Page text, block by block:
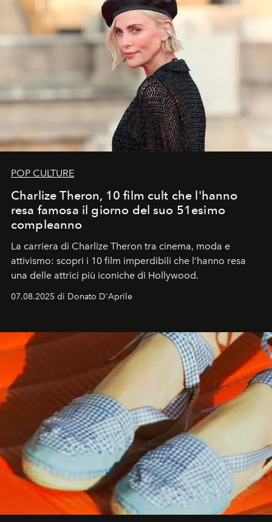
POP CULTURE
Charlize Theron, 10 film cult che l'hanno
resa famosa il giorno del suo 51esimo
compleanno
La carriera di Charlize Theron tra cinema, moda e
attivismo: scopri i 10 film imperdibili che l’hanno resa
una delle attrici più iconiche di Hollywood.
07.08.2025 di Donato D'Aprile